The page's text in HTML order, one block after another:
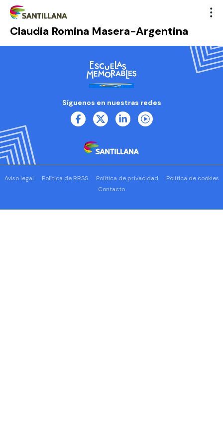
Claudia Romina Masera-Argentina
Síguenos en nuestras redes
Aviso legal Política de RRSS Política de privacidad
Política de cookies
Contacto